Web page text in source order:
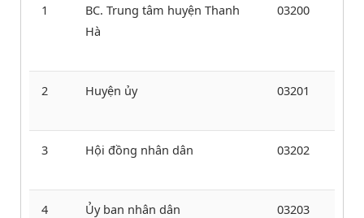
1
BC. Trung tâm huyện Thanh
Hà
03200
2 Huyện ủy 03201
3 Hội đồng nhân dân 03202
4 Ủy ban nhân dân 03203